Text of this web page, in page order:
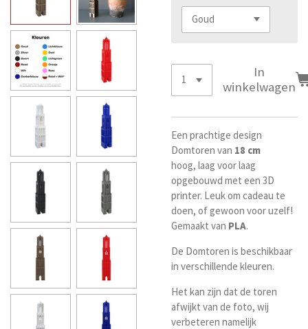
In
winkelwagen
Een prachtige design
Domtoren van 18 cm
hoog, laag voor laag
opgebouwd met een 3D
printer. Leuk om cadeau te
doen, of gewoon voor uzelf!
Gemaakt van PLA.
De Domtoren is beschikbaar
in verschillende kleuren.
Het kan zijn dat de toren
afwijkt van de foto, wij
verbeteren namelijk